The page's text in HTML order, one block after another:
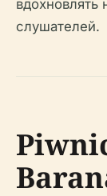
вдохновлять
слушателей.